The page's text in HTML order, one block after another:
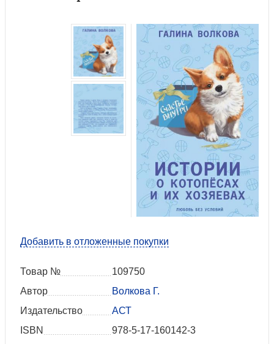
Добавить в отложенные покупки
Товар №
109750
Автор
Волкова Г.
Издательство
АСТ
ISBN
978-5-17-160142-3